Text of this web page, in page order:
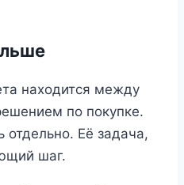
находится между
по покупке.
Её задача,
шаг.